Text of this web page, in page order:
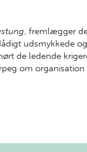
, fremlægger
udsmykkede
de ledende
om